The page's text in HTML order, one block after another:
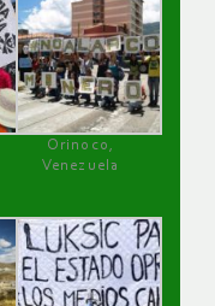
Orinoco,
Venezuela